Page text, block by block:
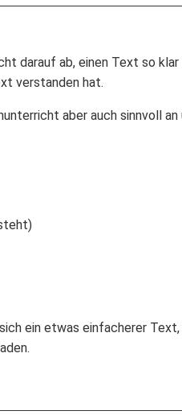
darauf ab, einen Text so
verstanden hat.
aber auch sinnvoll
ein etwas einfacherer